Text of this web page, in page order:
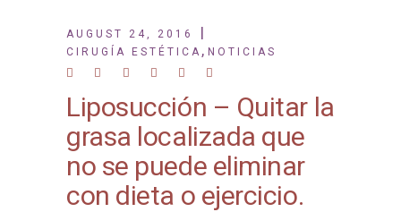
AUGUST 24, 2016
CIRUGÍA ESTÉTICA , NOTICIAS
Liposucción – Quitar la
grasa localizada que
no se puede eliminar
con dieta o ejercicio.